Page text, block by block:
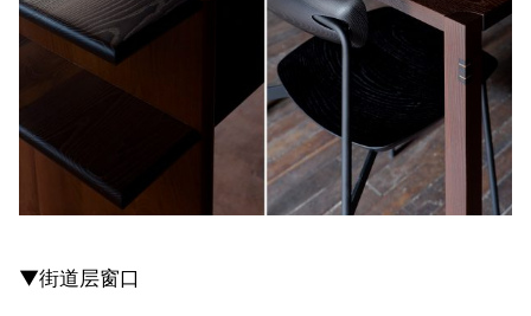
▼街道层窗口